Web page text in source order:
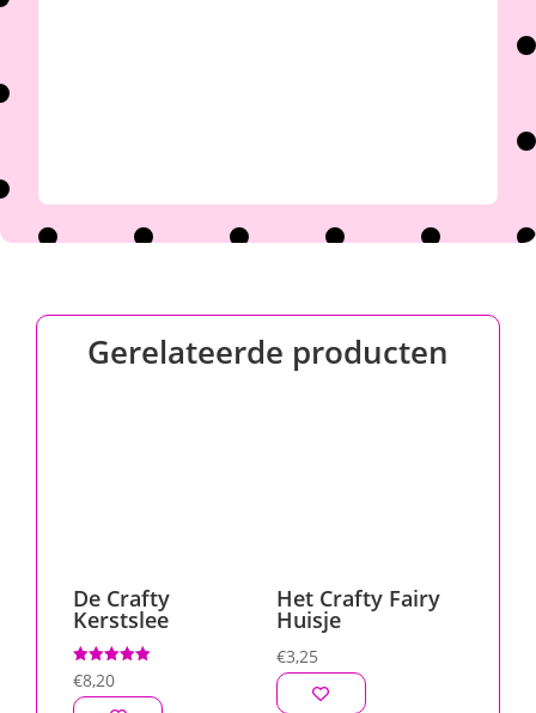
Gerelateerde producten
De Crafty
Kerstslee
Gewaardeerd
5.00
uit 5
€8,20
Het Crafty Fairy
Huisje
€3,25